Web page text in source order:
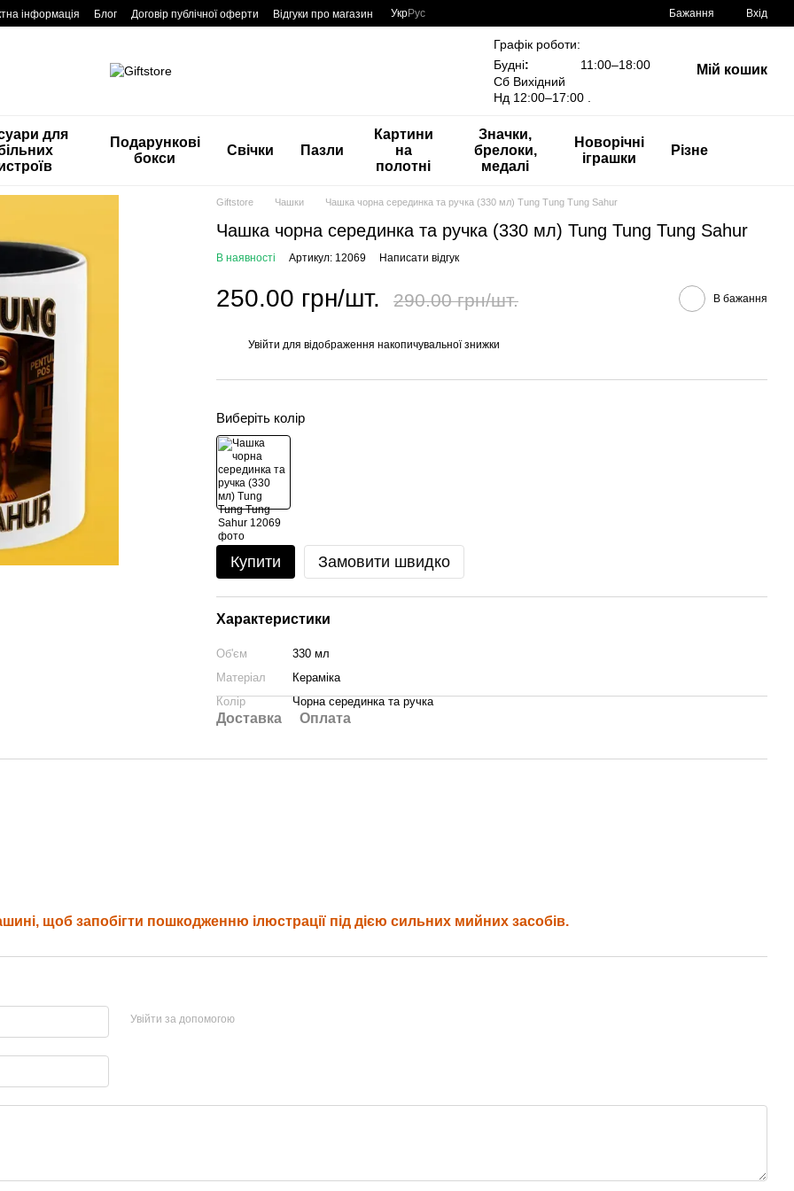
інформація Блог Договір публічної оферти Відгуки про магазин УкрРус Бажання Вхід
Графік роботи:
Будні:
11:00–18:00
Сб Вихідний
Нд 12:00–17:00 .
Мій кошик
для
Подарункові
бокси
Свічки Пазли
Картини
на
полотні
Значки,
брелоки,
медалі
Новорічні
іграшки
Різне
Giftstore Чашки Чашка чорна серединка та ручка (330 мл) Tung Tung Tung Sahur
Чашка чорна серединка та ручка (330 мл) Tung Tung Tung Sahur
В наявності Артикул: 12069 Написати відгук
250.00 грн/шт. 290.00 грн/шт. В бажання
Увійти для відображення накопичувальної знижки
Виберіть колір
Купити Замовити швидко
Характеристики
Об'єм
330 мл
Матеріал
Кераміка
Колір
Чорна серединка та ручка
Доставка Оплата
щоб запобігти пошкодженню ілюстрації під дією сильних мийних засобів.
Увійти за допомогою